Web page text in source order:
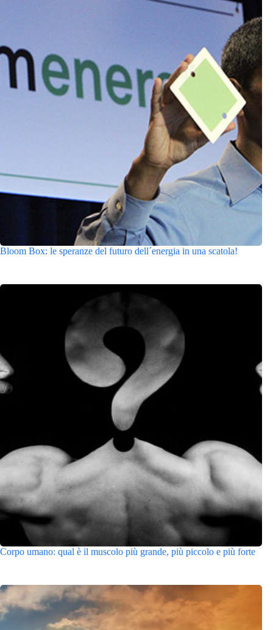
Bloom Box: le speranze del futuro dell´energia in una scatola!
Corpo umano: qual è il muscolo più grande, più piccolo e più forte